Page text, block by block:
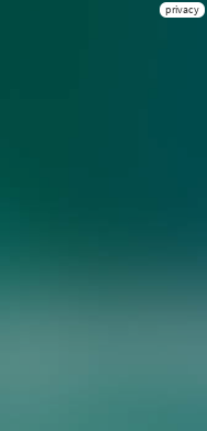
privacy